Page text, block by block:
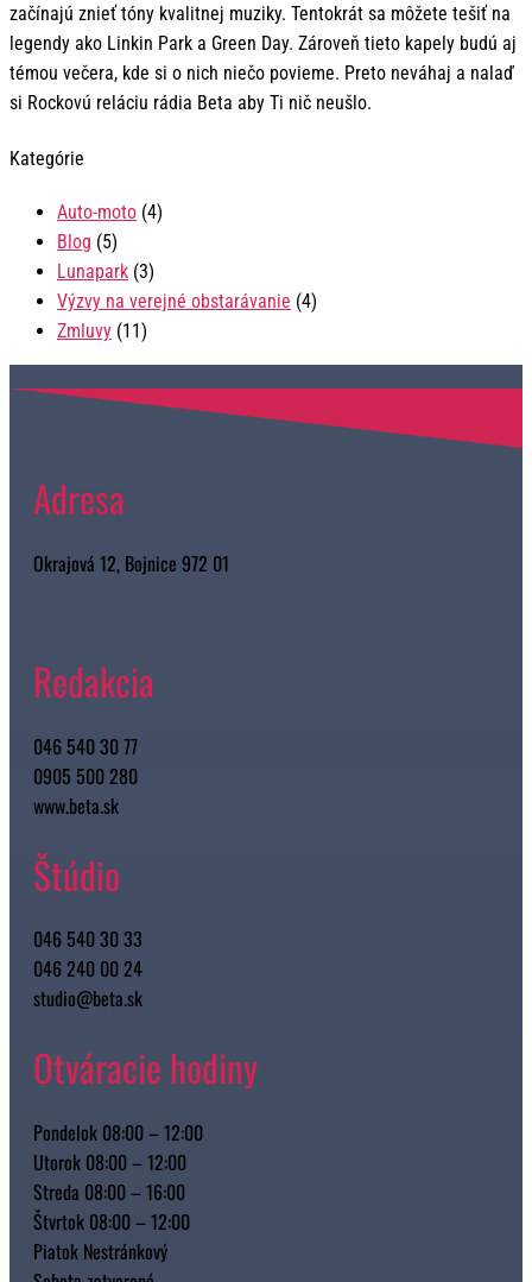
začínajú znieť tóny kvalitnej muziky. Tentokrát sa môžete tešiť na
legendy ako Linkin Park a Green Day. Zároveň tieto kapely budú aj
témou večera, kde si o nich niečo povieme. Preto neváhaj a nalaď
si Rockovú reláciu rádia Beta aby Ti nič neušlo.
Kategórie
Auto-moto (4)
Blog (5)
Lunapark (3)
Výzvy na verejné obstarávanie (4)
Zmluvy (11)
Adresa
Okrajová 12, Bojnice 972 01
Redakcia
046 540 30 77
0905 500 280
www.beta.sk
Štúdio
046 540 30 33
046 240 00 24
studio@beta.sk
Otváracie hodiny
Pondelok 08:00 – 12:00
Utorok 08:00 – 12:00
Streda 08:00 – 16:00
Štvrtok 08:00 – 12:00
Piatok Nestránkový